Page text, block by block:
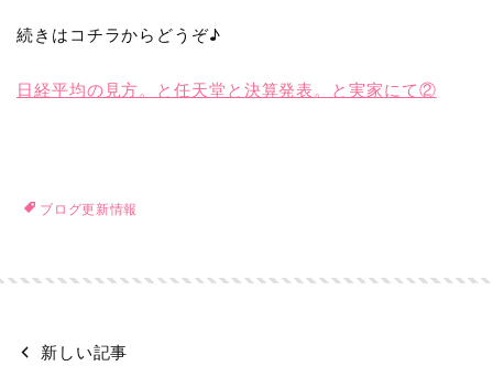
続きはコチラからどうぞ♪
日経平均の見方。と任天堂と決算発表。と実家にて②
ブログ更新情報
新しい記事